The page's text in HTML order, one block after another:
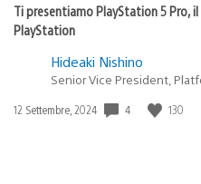
Ti presentiamo PlayStation 5 Pro,
PlayStation
Hideaki Nishino
Senior Vice President,
Data
12 Settembre, 2024 4 130